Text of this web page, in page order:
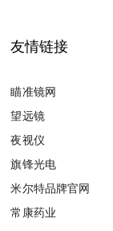
友情链接
瞄准镜网
望远镜
夜视仪
旗锋光电
米尔特品牌官网
常康药业